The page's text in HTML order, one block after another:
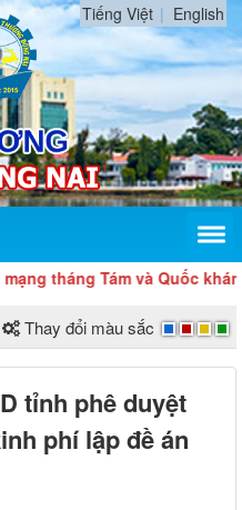
Tiếng Việt English
tháng Tám và Quốc khánh 2/9
Thay đổi màu sắc
tỉnh phê duyệt
phí lập đề án